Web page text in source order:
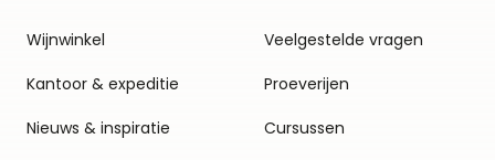
Wijnwinkel
Kantoor & expeditie
Nieuws & inspiratie
Veelgestelde vragen
Proeverijen
Cursussen